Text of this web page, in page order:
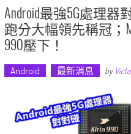
Android最強5G處理
跑分大幅領先稱冠；
990壓下！
Android 最新消息 by